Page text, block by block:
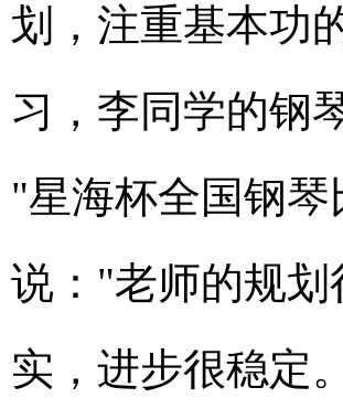
划，注重基本功
习，李同学的钢
"星海杯全国钢
说："老师的规
实，进步很稳定